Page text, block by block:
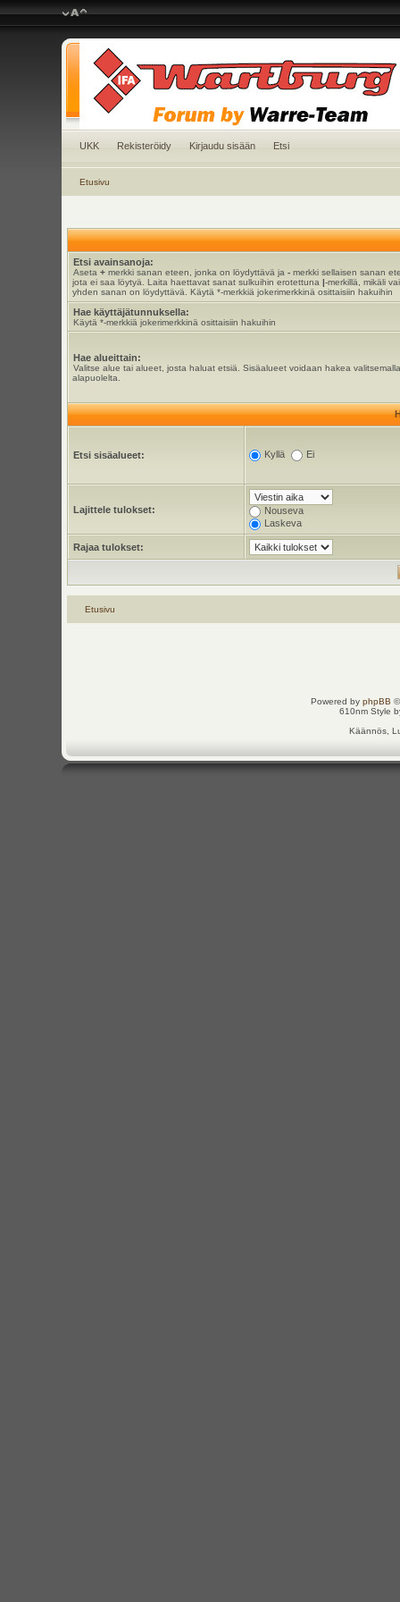
UKK Rekisteröidy Kirjaudu sisään Etsi
Etusivu
Etsi avainsanoja:
Aseta +merkki sanan eteen, jonka on löydyttävä ja -merkki sellaisen sanan
jota ei saa löytyä. Laita haettavat sanat sulkuihin erotettuna |-merkillä, mikäli
yhden sanan on löydyttävä. Käytä *-merkkiä jokerimerkkinä osittaisiin hakuihin
Hae käyttäjätunnuksella:
Käytä *-merkkiä jokerimerkkinä osittaisiin hakuihin
Hae alueittain:
Valitse alue tai alueet, josta haluat etsiä. Sisäalueet voidaan hakea
alapuolelta.
Etsi sisäalueet: Kyllä Ei
Lajittele tulokset:
Nouseva
Laskeva
Rajaa tulokset:
Etusivu
Powered by phpBB
610nm Style
Käännös,